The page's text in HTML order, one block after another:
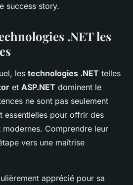
success story.
.NET les
les technologies .NET telles
et ASP.NET dominent le
ne sont pas seulement
essentielles pour offrir des
Comprendre leur
vers une maîtrise
apprécié pour sa